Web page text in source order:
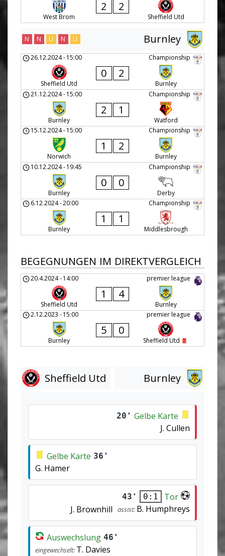
West Brom
2 2
Sheffield Utd
Burnley
N N U N U
Championship
26.12.2024-15:00
Sheffield Utd
0 2
Burnley
Championship
21.12.2024-15:00
Burnley
2 1
Watford
Championship
15.12.2024-15:00
Norwich
1 2
Burnley
Championship
10.12.2024-19:45
Burnley
0 0
Derby
Championship
6.12.2024-20:00
Burnley
1 1
Middlesbrough
BEGEGNUNGEN IM DIREKTVERGLEICH
premier league
20.4.2024-14:00
Sheffield Utd
1 4
Burnley
premier league
2.12.2023 -15:00
Burnley
5 0
Sheffield Utd
Sheffield Utd Burnley
20' Gelbe Karte
J. Cullen
Gelbe Karte 36'
G. Hamer
43' 0:1
Tor
J. Brownhill
assist: B. Humphreys
Auswechslung 46'
eingewechselt: T. Davies